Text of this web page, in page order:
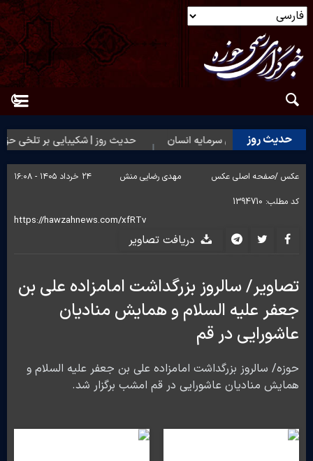
حدیث روز
روز | بهترین سرمایه انسان حدیث روز | شکیبایی بر تلخی حق
عکس /صفحه اصلی عکس مهدی رضایی منش
۲۴ خرداد ۱۴۰۵ - ۱۶:۰۸
کد مطلب: 1394710
دریافت تصاویر
تصاویر/ سالروز بزرگداشت امامزاده علی بن
جعفر علیه السلام و همایش منادیان
عاشورایی در قم
حوزه/ سالروز بزرگداشت امامزاده علی بن جعفر علیه السلام و
همایش منادیان عاشورایی در قم امشب برگزار شد.